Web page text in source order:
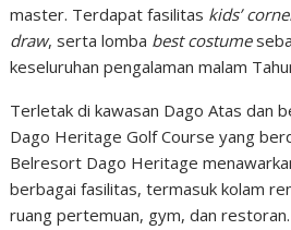
master. Terdapat fasilitas kids’
draw, serta lomba best costume
keseluruhan pengalaman malam
Terletak di kawasan Dago Atas dan
Dago Heritage Golf Course yang
Belresort Dago Heritage
berbagai fasilitas, termasuk kolam
ruang pertemuan, gym, dan